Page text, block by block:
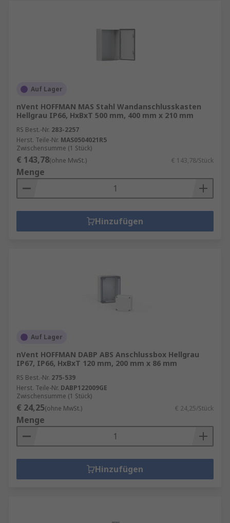
Auf Lager
nVent HOFFMAN MAS Stahl Wandanschlusskasten
Hellgrau IP66, HxBxT 500 mm, 400 mm x 210 mm
RS Best.-Nr. 283-2257
Herst. Teile-Nr. MAS0504021R5
Zwischensumme (1 Stück)
€ 143,78(ohne MwSt.) € 143,78/Stück
Menge
Hinzufügen
Auf Lager
nVent HOFFMAN DABP ABS Anschlussbox Hellgrau
IP67, IP66, HxBxT 120 mm, 200 mm x 86 mm
RS Best.-Nr. 275-539
Herst. Teile-Nr. DABP122009GE
Zwischensumme (1 Stück)
€ 24,25(ohne MwSt.) € 24,25/Stück
Menge
Hinzufügen